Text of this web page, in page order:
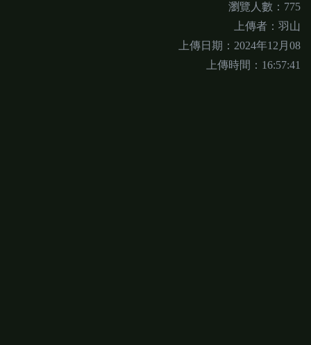
瀏覽人數：775
上傳者：羽山
上傳日期：2024年12月08
上傳時間：16:57:41